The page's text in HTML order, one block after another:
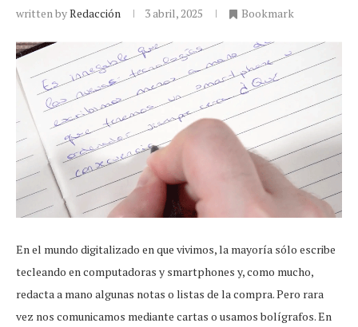
written byRedacción 3 abril, 2025 Bookmark
En el mundo digitalizado en que vivimos, la mayoría sólo escribe
tecleando en computadoras y smartphones y, como mucho,
redacta a mano algunas notas o listas de la compra. Pero rara
vez nos comunicamos mediante cartas o usamos bolígrafos. En